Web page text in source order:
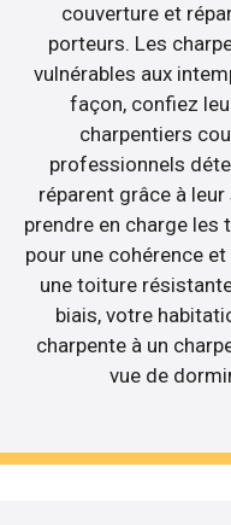
couverture et
porteurs. Les
vulnérables aux
façon, confiez
charpentiers
professionnels
réparent grâce à
prendre en charge les
pour une cohérence
une toiture
biais, votre
charpente à un
vue de